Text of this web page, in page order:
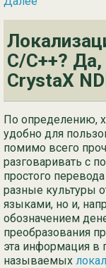
C/C++?
CrystaX
По определению,
удобно для
помимо всего
разговаривать с
простого
разные культуры
языками, но и,
обозначением
преобразования
эта информация в
называемых